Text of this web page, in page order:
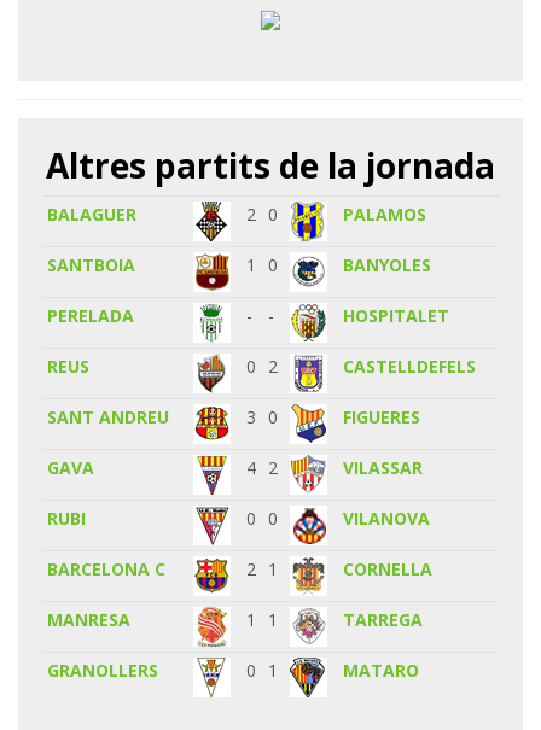
Altres partits de la jornada
BALAGUER 2 0 PALAMOS
SANTBOIA 1 0 BANYOLES
PERELADA - - HOSPITALET
REUS 0 2 CASTELLDEFELS
SANT ANDREU 3 0 FIGUERES
GAVA 4 2 VILASSAR
RUBI 0 0 VILANOVA
BARCELONA C 2 1 CORNELLA
MANRESA 1 1 TARREGA
GRANOLLERS 0 1 MATARO